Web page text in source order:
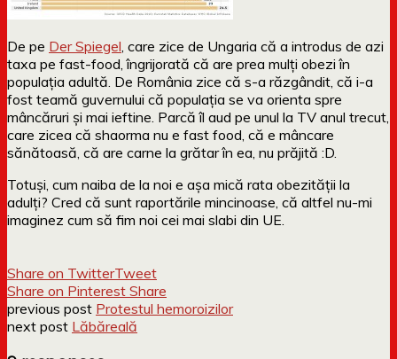
De pe Der Spiegel , care zice de Ungaria că a introdus de azi
taxa pe fast-food, îngrijorată că are prea mulți obezi în
populația adultă. De România zice că s-a răzgândit, că i-a
fost teamă guvernului că populația se va orienta spre
mâncăruri și mai ieftine. Parcă îl aud pe unul la TV anul trecut,
care zicea că shaorma nu e fast food, că e mâncare
sănătoasă, că are carne la grătar în ea, nu prăjită :D.
Totuși, cum naiba de la noi e așa mică rata obezității la
adulți? Cred că sunt raportările mincinoase, că altfel nu-mi
imaginez cum să fim noi cei mai slabi din UE.
Share on TwitterTweet
Share on Pinterest Share
previous post Protestul hemoroizilor
next post Lăbăreală